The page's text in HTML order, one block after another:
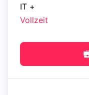
IT +
Vollzeit